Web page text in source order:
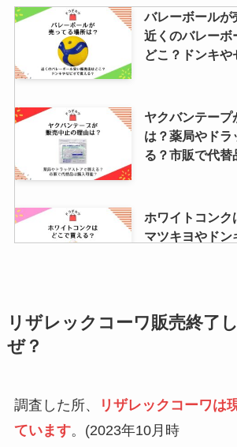
【ゴミ袋はど
リットルがほ
ー・ダイソー
【結婚式】スー
洋服の青山・
レンタルな
鳩サブレどこ
売店だと安い値
奈川・東京
ぜ？生産終了・
パスポートケ
てる？無印やロ
バレーボールが
近くのバレーボ
どこ？ドンキや
ヤクバンテープ
は？薬局やドラ
る？市販で代替
ホワイトコンク
マツキヨやドン
シンクロフィッ
売ってる？薬局
リザレックコーワ販売終了
ぜ？
調査した所、
リザレックコーワは
ています。(2023年10月時